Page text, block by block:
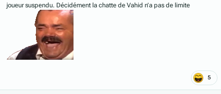
joueur suspendu. Décidément la chatte de Vahid n’a pas de limite
5